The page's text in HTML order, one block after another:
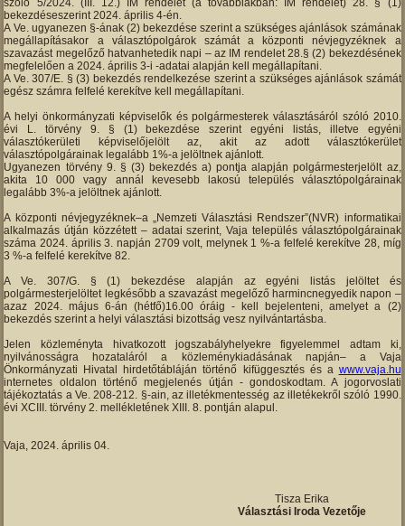
szóló 5/2024. (III. 12.) IM rendelet (a továbbiakban: IM rendelet) 28. § (1)
bekezdéseszerint 2024. április 4-én.
A Ve. ugyanezen §-ának (2) bekezdése szerint a szükséges ajánlások számának
megállapításakor a választópolgárok számát a központi névjegyzéknek a
szavazást megelőző hatvanhetedik napi – az IM rendelet 28.§ (2) bekezdésének
megfelelően a 2024. április 3-i -adatai alapján kell megállapítani.
A Ve. 307/E. § (3) bekezdés rendelkezése szerint a szükséges ajánlások számát
egész számra felfelé kerekítve kell megállapítani.
A helyi önkormányzati képviselők és polgármesterek választásáról szóló 2010.
évi L. törvény 9. § (1) bekezdése szerint egyéni listás, illetve egyéni
választókerületi képviselőjelölt az, akit az adott választókerület
választópolgárainak legalább 1%-a jelöltnek ajánlott.
Ugyanezen törvény 9. § (3) bekezdés a) pontja alapján polgármesterjelölt az,
akita 10 000 vagy annál kevesebb lakosú település választópolgárainak
legalább 3%-a jelöltnek ajánlott.
A központi névjegyzéknek–a „Nemzeti Választási Rendszer”(NVR) informatikai
alkalmazás útján közzétett – adatai szerint, Vaja település választópolgárainak
száma 2024. április 3. napján 2709 volt, melynek 1 %-a felfelé kerekítve 28, míg
3 %-a felfelé kerekítve 82.
A Ve. 307/G. § (1) bekezdése alapján az egyéni listás jelöltet és
polgármesterjelöltet legkésőbb a szavazást megelőző harmincnegyedik napon –
azaz 2024. május 6-án (hétfő)16.00 óráig - kell bejelenteni, amelyet a (2)
bekezdés szerint a helyi választási bizottság vesz nyilvántartásba.
Jelen közleményta hivatkozott jogszabályhelyekre figyelemmel adtam ki,
nyilvánosságra hozataláról a közleménykiadásának napján– a Vaja
Önkormányzati Hivatal hirdetőtábláján történő kifüggesztés és a www.vaja.hu
internetes oldalon történő megjelenés útján - gondoskodtam. A jogorvoslati
tájékoztatás a Ve. 208-212. §-ain, az illetékmentesség az illetékekről szóló 1990.
évi XCIII. törvény 2. mellékletének XIII. 8. pontján alapul.
Vaja, 2024. április 04.
Tisza Erika
Választási Iroda Vezetője